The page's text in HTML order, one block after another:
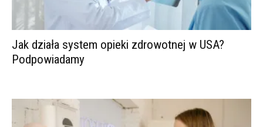
Jak działa system opieki zdrowotnej w USA?
Podpowiadamy